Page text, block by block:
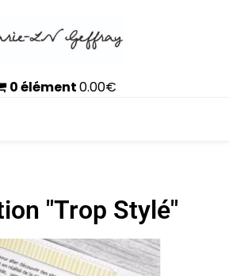
0 élément0.00€
"Trop Stylé"